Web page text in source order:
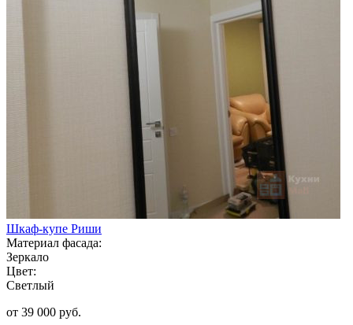
Шкаф-купе Риши
Материал фасада:
Зеркало
Цвет:
Светлый
от 39 000 руб.